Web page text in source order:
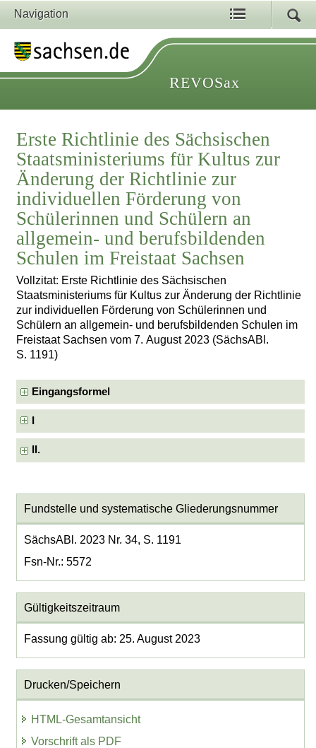
Navigation
REVOSax
Erste Richtlinie des Sächsischen
Staatsministeriums für Kultus zur
Änderung der Richtlinie zur
individuellen Förderung von
Schülerinnen und Schülern an
allgemein- und berufsbildenden
Schulen im Freistaat Sachsen
Vollzitat: Erste Richtlinie des Sächsischen
Staatsministeriums für Kultus zur Änderung der Richtlinie
zur individuellen Förderung von Schülerinnen und
Schülern an allgemein- und berufsbildenden Schulen im
Freistaat Sachsen vom 7. August 2023 (SächsABl.
S. 1191)
Eingangsformel
II.
Fundstelle und systematische Gliederungsnummer
SächsABl. 2023 Nr. 34, S. 1191
Fsn-Nr.: 5572
Gültigkeitszeitraum
Fassung gültig ab: 25. August 2023
Drucken/Speichern
HTML-Gesamtansicht
Vorschrift als PDF